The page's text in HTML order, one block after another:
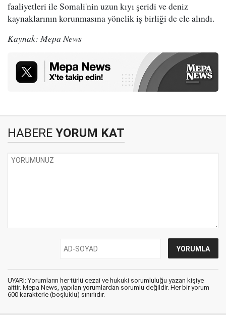
faaliyetleri ile Somali'nin uzun kıyı şeridi ve deniz
kaynaklarının korunmasına yönelik iş birliği de ele alındı.
Kaynak: Mepa News
HABERE YORUM KAT
UYARI: Yorumların her türlü cezai ve hukuki sorumluluğu yazan kişiye
aittir. Mepa News, yapılan yorumlardan sorumlu değildir. Her bir yorum
600 karakterle (boşluklu) sınırlıdır.